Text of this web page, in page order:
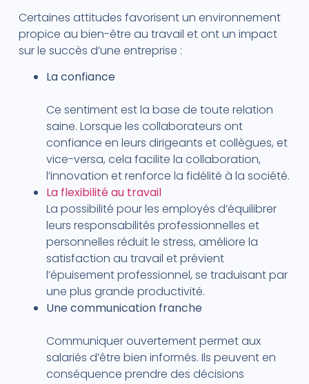
Certaines attitudes favorisent un environnement
propice au bien-être au travail et ont un impact
sur le succès d’une entreprise :
La confiance
Ce sentiment est la base de toute relation
saine. Lorsque les collaborateurs ont
confiance en leurs dirigeants et collègues, et
vice-versa, cela facilite la collaboration,
l’innovation et renforce la fidélité à la société.
La flexibilité au travail
La possibilité pour les employés d’équilibrer
leurs responsabilités professionnelles et
personnelles réduit le stress, améliore la
satisfaction au travail et prévient
l’épuisement professionnel, se traduisant par
une plus grande productivité.
Une communication franche
Communiquer ouvertement permet aux
salariés d’être bien informés. Ils peuvent en
conséquence prendre des décisions